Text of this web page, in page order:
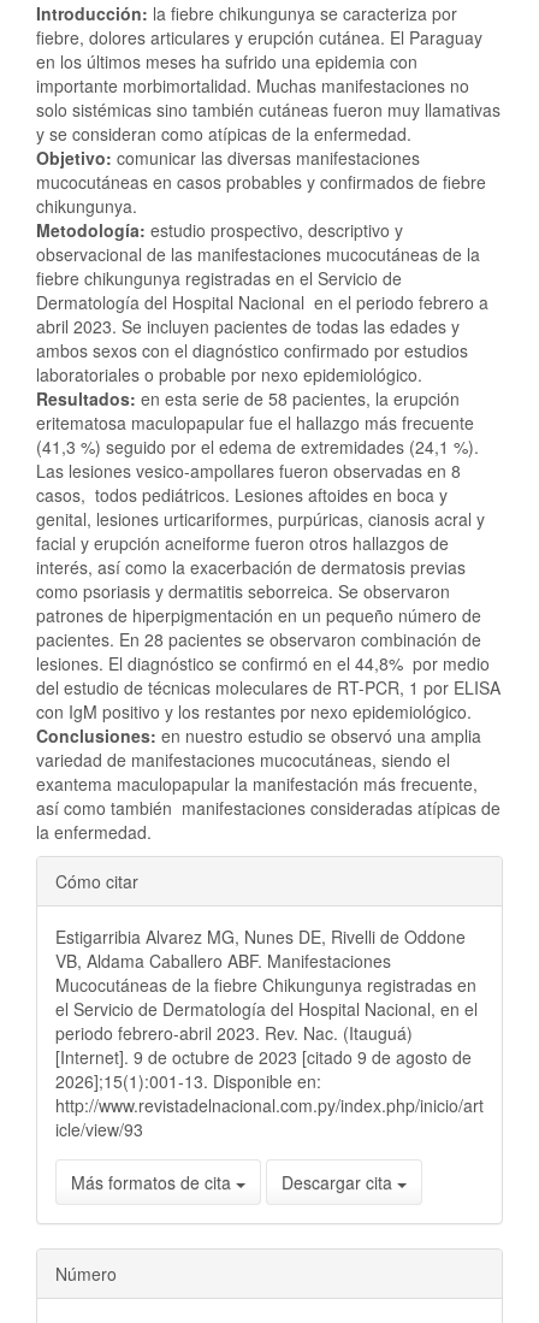
Introducción: la fiebre chikungunya se caracteriza por
fiebre, dolores articulares y erupción cutánea. El Paraguay
en los últimos meses ha sufrido una epidemia con
importante morbimortalidad. Muchas manifestaciones no
solo sistémicas sino también cutáneas fueron muy llamativas
y se consideran como atípicas de la enfermedad.
Objetivo: comunicar las diversas manifestaciones
mucocutáneas en casos probables y confirmados de fiebre
chikungunya.
Metodología: estudio prospectivo, descriptivo y
observacional de las manifestaciones mucocutáneas de la
fiebre chikungunya registradas en el Servicio de
Dermatología del Hospital Nacional en el periodo febrero a
abril 2023. Se incluyen pacientes de todas las edades y
ambos sexos con el diagnóstico confirmado por estudios
laboratoriales o probable por nexo epidemiológico.
Resultados: en esta serie de 58 pacientes, la erupción
eritematosa maculopapular fue el hallazgo más frecuente
(41,3 %) seguido por el edema de extremidades (24,1 %).
Las lesiones vesico-ampollares fueron observadas en 8
casos, todos pediátricos. Lesiones aftoides en boca y
genital, lesiones urticariformes, purpúricas, cianosis acral y
facial y erupción acneiforme fueron otros hallazgos de
interés, así como la exacerbación de dermatosis previas
como psoriasis y dermatitis seborreica. Se observaron
patrones de hiperpigmentación en un pequeño número de
pacientes. En 28 pacientes se observaron combinación de
lesiones. El diagnóstico se confirmó en el 44,8% por medio
del estudio de técnicas moleculares de RT-PCR, 1 por ELISA
con IgM positivo y los restantes por nexo epidemiológico.
Conclusiones: en nuestro estudio se observó una amplia
variedad de manifestaciones mucocutáneas, siendo el
exantema maculopapular la manifestación más frecuente,
así como también manifestaciones consideradas atípicas de
la enfermedad.
Detalles
del
artículo
Cómo citar
Estigarribia Alvarez MG, Nunes DE, Rivelli de Oddone
VB, Aldama Caballero ABF. Manifestaciones
Mucocutáneas de la fiebre Chikungunya registradas en
el Servicio de Dermatología del Hospital Nacional, en el
periodo febrero-abril 2023. Rev. Nac. (Itauguá)
[Internet]. 9 de octubre de 2023 [citado 9 de agosto de
2026];15(1):001-13. Disponible en:
http://www.revistadelnacional.com.py/index.php/inicio/art
icle/view/93
Más formatos de cita Descargar cita
Número